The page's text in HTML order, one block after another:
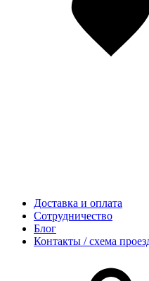
Доставка и оплата
Сотрудничество
Блог
Контакты / схема